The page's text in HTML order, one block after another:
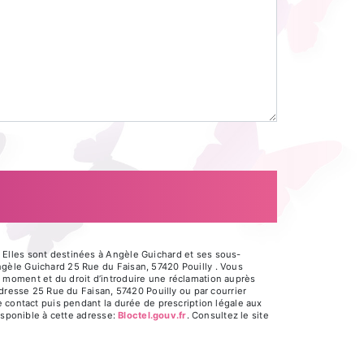
sont destinées à Angèle Guichard et ses sous-
Guichard 25 Rue du Faisan, 57420 Pouilly . Vous
et du droit d’introduire une réclamation auprès
25 Rue du Faisan, 57420 Pouilly ou par courrier
puis pendant la durée de prescription légale aux
à cette adresse:Bloctel.gouv.fr. Consultez le site